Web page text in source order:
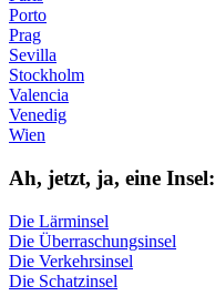
Porto
Prag
Sevilla
Stockholm
Valencia
Venedig
Wien
Ah, jetzt, ja, ei­ne In­sel:
Die Lärminsel
Die Überraschungsinsel
Die Verkehrsinsel
Die Schatzinsel